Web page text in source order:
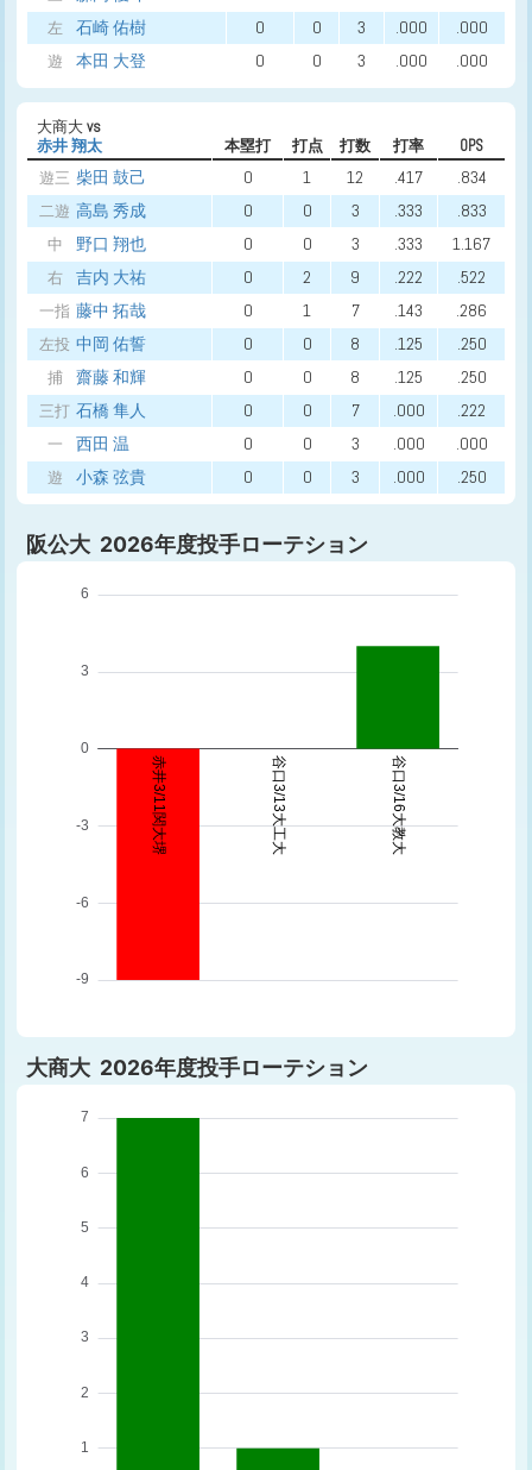
左 石崎 佑樹 0 0 3 .000 .000
遊 本田 大登 0 0 3 .000 .000
大商大vs
赤井 翔太
本塁打 打点 打数 打率
OPS
遊三 柴田 鼓己 0 1 12 .417 .834
二遊 高島 秀成 0 0 3 .333 .833
中 野口 翔也 0 0 3 .333 1.167
右 吉内 大祐 0 2 9 .222 .522
一指 藤中 拓哉 0 1 7 .143 .286
左投 中岡 佑誓 0 0 8 .125 .250
捕 齋藤 和輝 0 0 8 .125 .250
三打 石橋 隼人 0 0 7 .000 .222
一 西田 温 0 0 3 .000 .000
遊 小森 弦貴 0 0 3 .000 .250
阪公大 2026年度投手ローテション
大商大 2026年度投手ローテション